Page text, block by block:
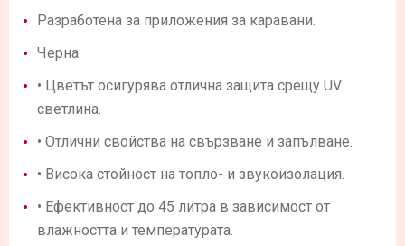
Разработена за приложения за каравани.
Черна
• Цветът осигурява отлична защита срещу UV
светлина.
• Отлични свойства на свързване и запълване.
• Висока стойност на топло- и звукоизолация.
• Ефективност до 45 литра в зависимост от
влажността и температурата.